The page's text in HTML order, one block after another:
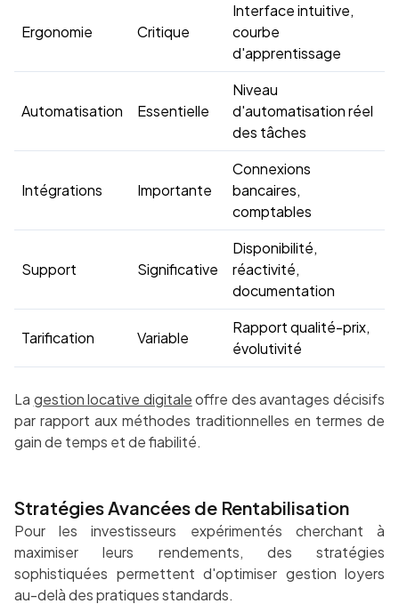
Ergonomie Critique
Interface intuitive,
courbe
d'apprentissage
Automatisation Essentielle
Niveau
d'automatisation réel
des tâches
Intégrations Importante
Connexions
bancaires,
comptables
Support Significative
Disponibilité,
réactivité,
documentation
Tarification Variable
Rapport qualité-prix,
évolutivité
La gestion locative digitaleoffre des avantages décisifs
par rapport aux méthodes traditionnelles en termes de
gain de temps et de fiabilité.
Stratégies Avancées de Rentabilisation
Pour les investisseurs expérimentés cherchant à
maximiser leurs rendements, des stratégies
sophistiquées permettent d'optimiser gestion loyers
au-delà des pratiques standards.